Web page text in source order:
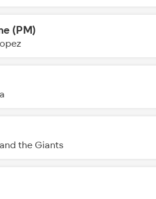
(PM)
and the Giants